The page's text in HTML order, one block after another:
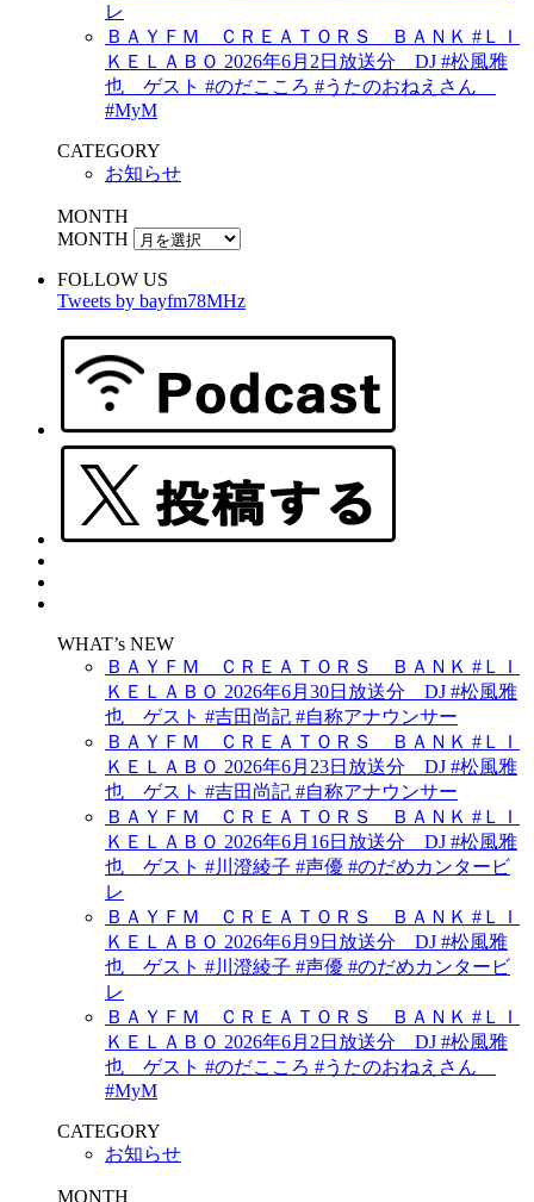
レ
ＢＡＹＦＭ ＣＲＥＡＴＯＲＳ ＢＡＮＫ #ＬＩ
ＫＥＬＡＢＯ 2026年6月2日放送分 DJ #松風雅
也 ゲスト #のだこころ #うたのおねえさん
#MyM
CATEGORY
お知らせ
MONTH
MONTH
FOLLOW US
Tweets by bayfm78MHz
WHAT’s NEW
ＢＡＹＦＭ ＣＲＥＡＴＯＲＳ ＢＡＮＫ #ＬＩ
ＫＥＬＡＢＯ 2026年6月30日放送分 DJ #松風雅
也 ゲスト #吉田尚記 #自称アナウンサー
ＢＡＹＦＭ ＣＲＥＡＴＯＲＳ ＢＡＮＫ #ＬＩ
ＫＥＬＡＢＯ 2026年6月23日放送分 DJ #松風雅
也 ゲスト #吉田尚記 #自称アナウンサー
ＢＡＹＦＭ ＣＲＥＡＴＯＲＳ ＢＡＮＫ #ＬＩ
ＫＥＬＡＢＯ 2026年6月16日放送分 DJ #松風雅
也 ゲスト #川澄綾子 #声優 #のだめカンタービ
レ
ＢＡＹＦＭ ＣＲＥＡＴＯＲＳ ＢＡＮＫ #ＬＩ
ＫＥＬＡＢＯ 2026年6月9日放送分 DJ #松風雅
也 ゲスト #川澄綾子 #声優 #のだめカンタービ
レ
ＢＡＹＦＭ ＣＲＥＡＴＯＲＳ ＢＡＮＫ #ＬＩ
ＫＥＬＡＢＯ 2026年6月2日放送分 DJ #松風雅
也 ゲスト #のだこころ #うたのおねえさん
#MyM
CATEGORY
お知らせ
MONTH